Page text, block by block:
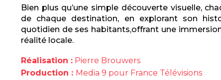
Bien plus qu’une simple découverte visuelle,
de chaque destination, en explorant son
quotidien de ses habitants,offrant une
réalité locale.
Réalisation : Pierre Brouwers
Production : Media 9 pour France Télévisions